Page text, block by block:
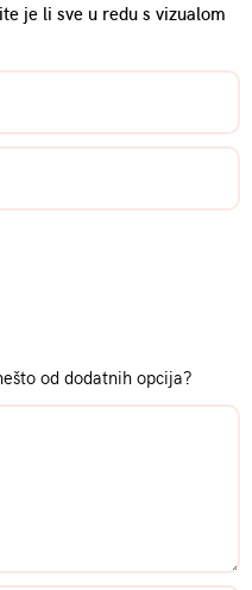
je li sve u redu s vizualom
od dodatnih opcija?